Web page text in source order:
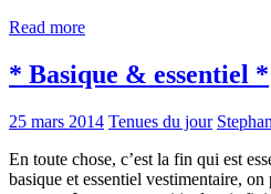
Read more
* Basique & essentiel *
25 mars 2014 Tenues du jour
En toute chose, c’est la fin qui est
basique et essentiel vestimentaire,